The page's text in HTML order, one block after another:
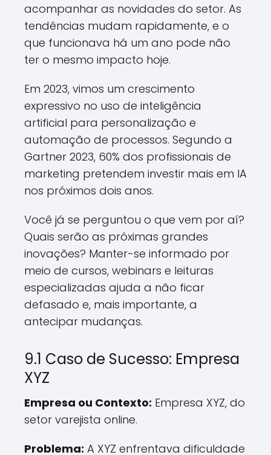
acompanhar as novidades do setor. As
tendências mudam rapidamente, e o
que funcionava há um ano pode não
ter o mesmo impacto hoje.
Em 2023, vimos um crescimento
expressivo no uso de inteligência
artificial para personalização e
automação de processos. Segundo a
Gartner 2023, 60% dos profissionais de
marketing pretendem investir mais em IA
nos próximos dois anos.
Você já se perguntou o que vem por aí?
Quais serão as próximas grandes
inovações? Manter-se informado por
meio de cursos, webinars e leituras
especializadas ajuda a não ficar
defasado e, mais importante, a
antecipar mudanças.
9.1 Caso de Sucesso: Empresa
XYZ
Empresa ou Contexto: Empresa XYZ, do
setor varejista online.
Problema: A XYZ enfrentava dificuldade